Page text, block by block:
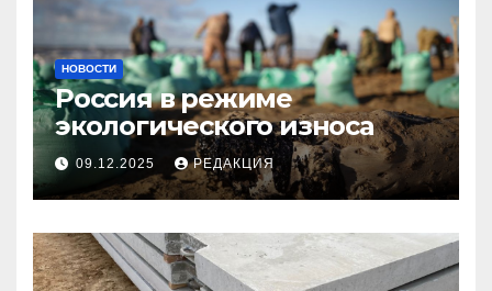
НОВОСТИ
Россия в режиме
экологического износа
09.12.2025 РЕДАКЦИЯ